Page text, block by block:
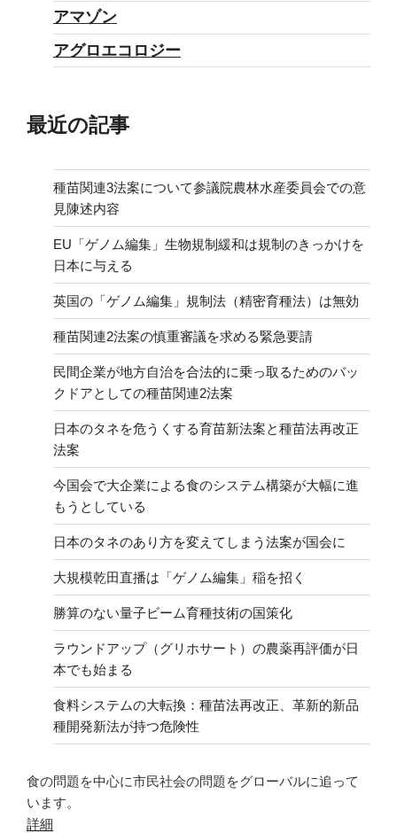
アマゾン
アグロエコロジー
最近の記事
種苗関連3法案について参議院農林水産委員会での意
見陳述内容
EU「ゲノム編集」生物規制緩和は規制のきっかけを
日本に与える
英国の「ゲノム編集」規制法（精密育種法）は無効
種苗関連2法案の慎重審議を求める緊急要請
民間企業が地方自治を合法的に乗っ取るためのバッ
クドアとしての種苗関連2法案
日本のタネを危うくする育苗新法案と種苗法再改正
法案
今国会で大企業による食のシステム構築が大幅に進
もうとしている
日本のタネのあり方を変えてしまう法案が国会に
大規模乾田直播は「ゲノム編集」稲を招く
勝算のない量子ビーム育種技術の国策化
ラウンドアップ（グリホサート）の農薬再評価が日
本でも始まる
食料システムの大転換：種苗法再改正、革新的新品
種開発新法が持つ危険性
食の問題を中心に市民社会の問題をグローバルに追って
います。
詳細